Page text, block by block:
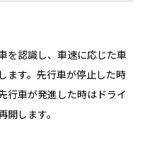
を認識し、車速に応じた車
ます。先行車が停止した時
行車が発進した時はドライ
します。